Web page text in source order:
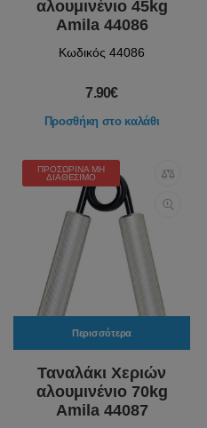
αλουμινένιο 45kg
Amila 44086
Κωδικός 44086
7.90€
Προσθήκη στο καλάθι
ΠΡΟΣΩΡΙΝΆ ΜΗ
ΔΙΑΘΈΣΙΜΟ
Περισσότερα
Ταναλάκι Χεριών
αλουμινένιο 70kg
Amila 44087